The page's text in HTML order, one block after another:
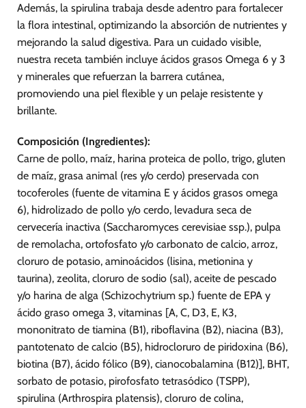
Además, la spirulina trabaja desde adentro para fortalecer
la flora intestinal, optimizando la absorción de nutrientes y
mejorando la salud digestiva. Para un cuidado visible,
nuestra receta también incluye ácidos grasos Omega 6 y 3
y minerales que refuerzan la barrera cutánea,
promoviendo una piel flexible y un pelaje resistente y
brillante.
Composición (Ingredientes):
Carne de pollo, maíz, harina proteica de pollo, trigo, gluten
de maíz, grasa animal (res y/o cerdo) preservada con
tocoferoles (fuente de vitamina E y ácidos grasos omega
6), hidrolizado de pollo y/o cerdo, levadura seca de
cervecería inactiva (Saccharomyces cerevisiae ssp.), pulpa
de remolacha, ortofosfato y/o carbonato de calcio, arroz,
cloruro de potasio, aminoácidos (lisina, metionina y
taurina), zeolita, cloruro de sodio (sal), aceite de pescado
y/o harina de alga (Schizochytrium sp.) fuente de EPA y
ácido graso omega 3, vitaminas [A, C, D3, E, K3,
mononitrato de tiamina (B1), riboflavina (B2), niacina (B3),
pantotenato de calcio (B5), hidrocloruro de piridoxina (B6),
biotina (B7), ácido fólico (B9), cianocobalamina (B12)], BHT,
sorbato de potasio, pirofosfato tetrasódico (TSPP),
spirulina (Arthrospira platensis), cloruro de colina,